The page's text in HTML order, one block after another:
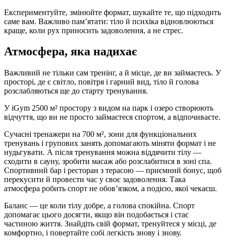
Експериментуйте, змінюйте формат, шукайте те, що підходить
саме вам. Важливо пам’ятати: тіло й психіка відновлюються
краще, коли рух приносить задоволення, а не стрес.
Атмосфера, яка надихає
Важливий не тільки сам тренінг, а й місце, де ви займаєтесь. У
просторі, де є світло, повітря і гарний вид, тіло й голова
розслабляються ще до старту тренування.
У iGym 2500 м² простору з видом на парк і озеро створюють
відчуття, що ви не просто займаєтеся спортом, а відпочиваєте.
Сучасні тренажери на 700 м², зони для функціональних
тренувань і групових занять допомагають міняти формат і не
нудьгувати. А після тренування можна віддячити тілу —
сходити в сауну, зробити масаж або розслабитися в зоні спа.
Спортивний бар і ресторан з терасою — приємний бонус, щоб
перекусити й провести час у своє задоволення. Така
атмосфера робить спорт не обов’язком, а подією, якої чекаєш.
Баланс — це коли тілу добре, а голова спокійна. Спорт
допомагає цього досягти, якщо він подобається і стає
частиною життя. Знайдіть свій формат, тренуйтеся у місці, де
комфортно, і повертайте собі легкість знову і знову.